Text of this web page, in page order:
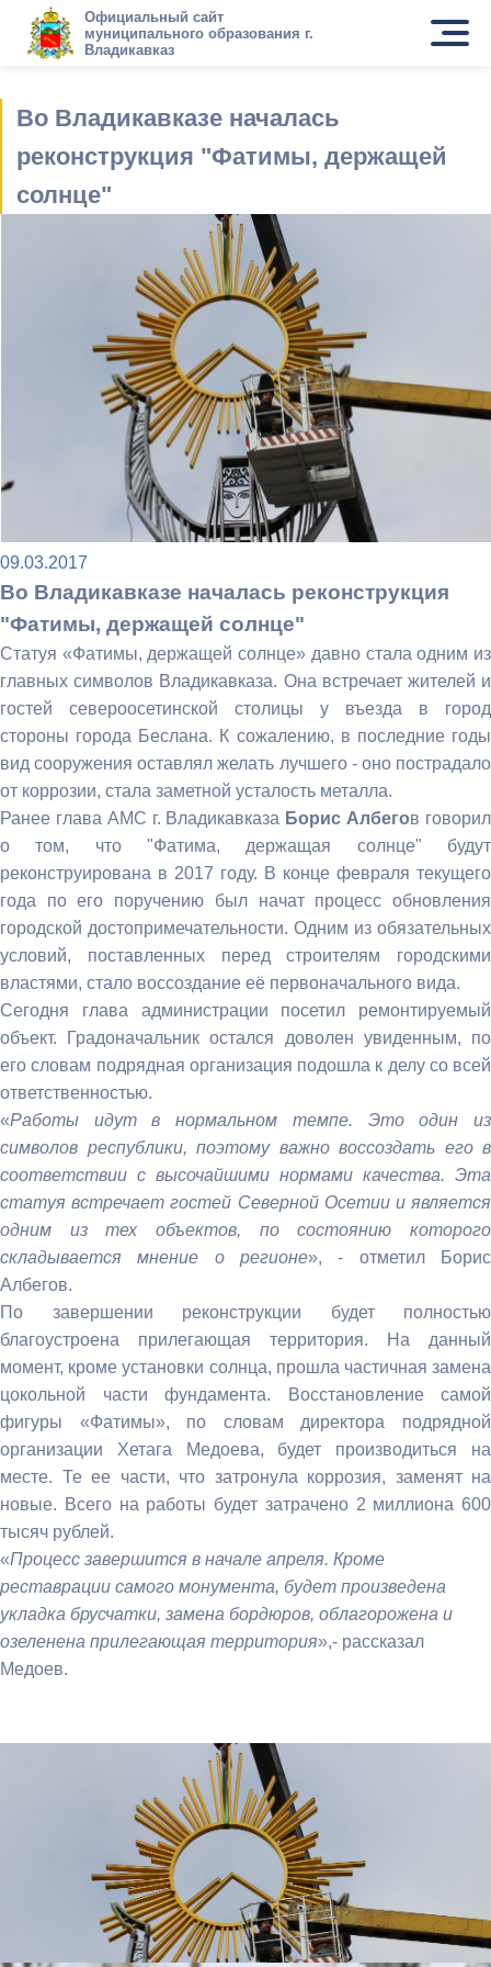
Официальный сайт
муниципального образования г.
Владикавказ
Во Владикавказе началась
реконструкция "Фатимы, держащей
солнце"
09.03.2017
Во Владикавказе началась реконструкция
"Фатимы, держащей солнце"
Статуя «Фатимы, держащей солнце» давно стала одним из
главных символов Владикавказа. Она встречает жителей и
гостей североосетинской столицы у въезда в город
стороны города Беслана. К сожалению, в последние годы
вид сооружения оставлял желать лучшего - оно пострадало
от коррозии, стала заметной усталость металла.
Ранее глава АМС г. Владикавказа Борис Албегов говорил
о том, что "Фатима, держащая солнце" будут
реконструирована в 2017 году. В конце февраля текущего
года по его поручению был начат процесс обновления
городской достопримечательности. Одним из обязательных
условий, поставленных перед строителям городскими
властями, стало воссоздание её первоначального вида.
Сегодня глава администрации посетил ремонтируемый
объект. Градоначальник остался доволен увиденным, по
его словам подрядная организация подошла к делу со всей
ответственностью.
«Работы идут в нормальном темпе. Это один из
символов республики, поэтому важно воссоздать его в
соответствии с высочайшими нормами качества. Эта
статуя встречает гостей Северной Осетии и является
одним из тех объектов, по состоянию которого
складывается мнение о регионе», - отметил Борис
Албегов.
По завершении реконструкции будет полностью
благоустроена прилегающая территория. На данный
момент, кроме установки солнца, прошла частичная замена
цокольной части фундамента. Восстановление самой
фигуры «Фатимы», по словам директора подрядной
организации Хетага Медоева, будет производиться на
месте. Те ее части, что затронула коррозия, заменят на
новые. Всего на работы будет затрачено 2 миллиона 600
тысяч рублей.
«Процесс завершится в начале апреля. Кроме
реставрации самого монумента, будет произведена
укладка брусчатки, замена бордюров, облагорожена и
озеленена прилегающая территория»,- рассказал
Медоев.